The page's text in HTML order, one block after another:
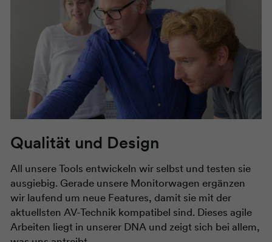
Qualität und Design
All unsere Tools entwickeln wir selbst und testen sie
ausgiebig. Gerade unsere Monitorwagen ergänzen
wir laufend um neue Features, damit sie mit der
aktuellsten AV-Technik kompatibel sind. Dieses agile
Arbeiten liegt in unserer DNA und zeigt sich bei allem,